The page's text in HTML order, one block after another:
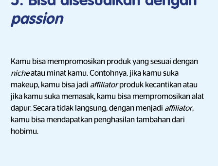
passion
Kamu bisa mempromosikan produk yang sesuai dengan
nicheatau minat kamu. Contohnya, jika kamu suka
makeup, kamu bisa jadi affiliatorproduk kecantikan atau
jika kamu suka memasak, kamu bisa mempromosikan alat
dapur. Secara tidak langsung, dengan menjadi affiliator,
kamu bisa mendapatkan penghasilan tambahan dari
hobimu.